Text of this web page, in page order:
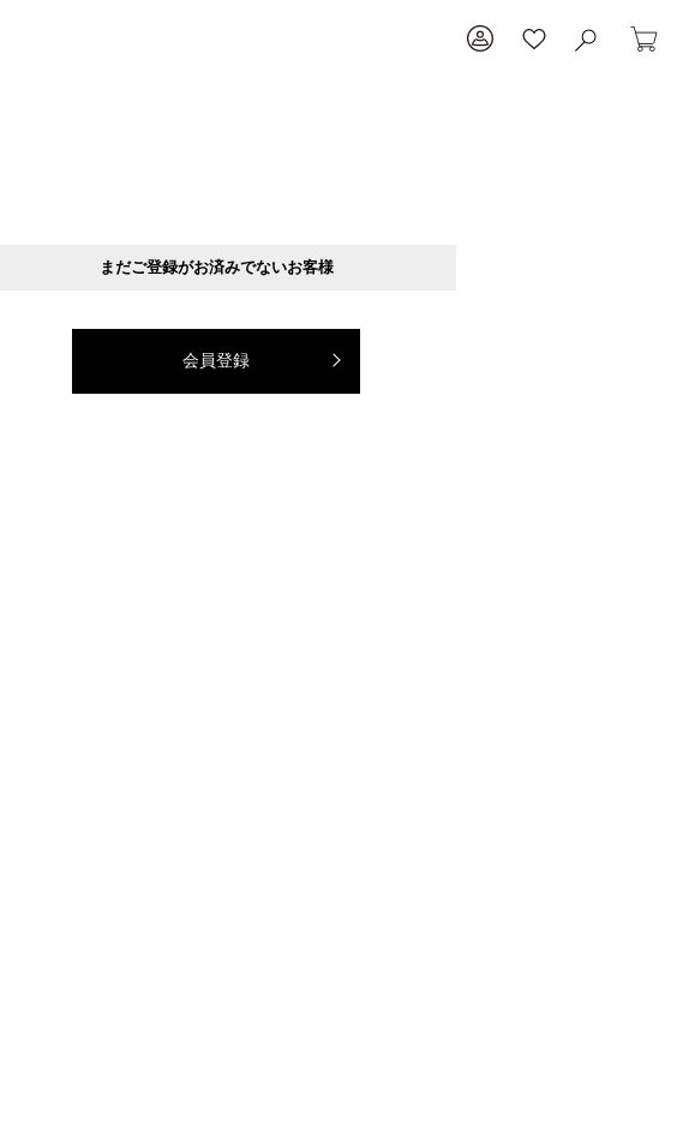
まだご登録がお済みでないお客様
会員登録